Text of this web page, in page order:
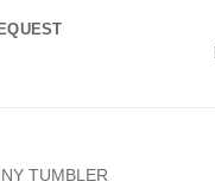
TUMBLER